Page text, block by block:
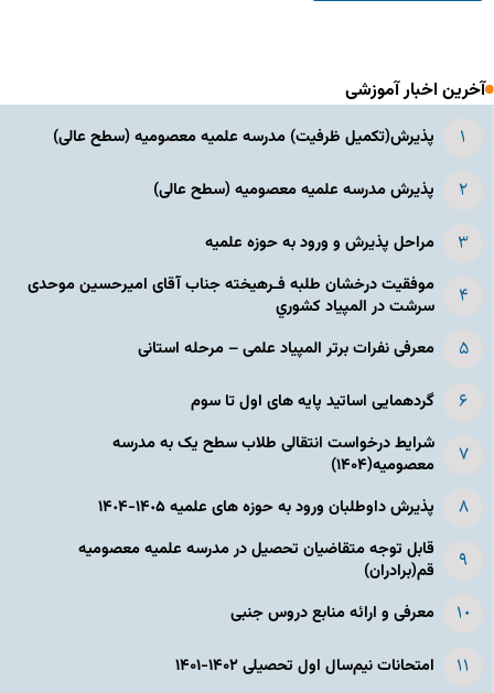
آخرین اخبار آموزشی
پذیرش(تکمیل ظرفیت) مدرسه علمیه معصومیه‌ (سطح عالی)
پذیرش مدرسه علمیه معصومیه‌ (سطح عالی)
مراحل پذیرش و ورود به حوزه علمیه
موفقیت درخشان طلبه فـرهیخته جناب آقای امیرحسین موحدی
سرشت در المپياد كشوري
معرفی نفرات برتر المپیاد علمی – مرحله استانی
گردهمایی اساتید پایه های اول تا سوم
شرایط درخواست انتقالی طلاب سطح یک به مدرسه
معصومیه(۱۴۰۴)
پذیرش داوطلبان ورود به حوزه های علمیه ١۴٠۵-١۴٠۴
قابل توجه متقاضیان تحصیل در مدرسه علمیه معصومیه
قم(برادران)
معرفی و ارائه منابع دروس جنبی
امتحانات نیم‌سال اول تحصیلی ۱۴۰۲-۱۴۰۱